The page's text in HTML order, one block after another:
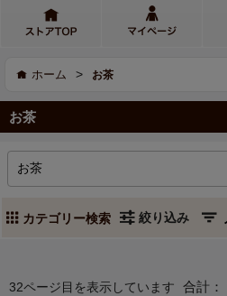
ホーム > お茶
お茶
カテゴリー検索 絞り込み
32ページ目を表示しています 合計：